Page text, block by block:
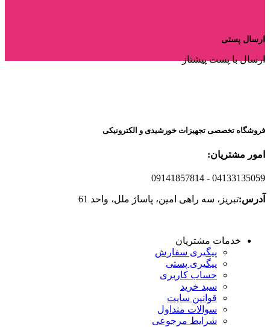
ارسال پستی
ارسال با پست پیشتاز
فروشگاه تخصصی تجهیزات خورشیدی و الکترونیکی
امور مشتریان:
- 04133135059
09141857814
آدرس:تبریز، سه راهی امین، پاساژ ملل، واحد 61
خدمات مشتریان
پیگیری سفارش
پیگیری پستی
حساب کاربری
سبد خرید
قوانین سایت
سوالات متداول
شرایط مرجوعی